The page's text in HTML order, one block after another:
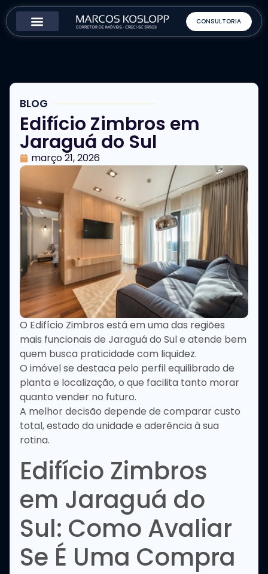
CONSULTORIA
BLOG
Edifício Zimbros em
Jaraguá do Sul
março 21, 2026
O Edifício Zimbros está em uma das regiões
mais funcionais de Jaraguá do Sul e atende bem
quem busca praticidade com liquidez.
O imóvel se destaca pelo perfil equilibrado de
planta e localização, o que facilita tanto morar
quanto vender no futuro.
A melhor decisão depende de comparar custo
total, estado da unidade e aderência à sua
rotina.
Edifício Zimbros
em Jaraguá do
Sul: Como Avaliar
Se É Uma Compra